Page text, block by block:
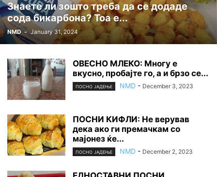
Знаете ли зошто треба да се додаде
сода бикарбона? Тоа е...
NMD - January 31, 2024
ОВЕСНО МЛЕКО: Многу е
вкусно, пробајте го, а и брзо се...
ПОСНО ЈАДЕЊЕ NMD - December 3, 2023
ПОСНИ КИФЛИ: Не верував
дека ако ги премачкам со
мајонез ќе...
ПОСНО ЈАДЕЊЕ NMD - December 2, 2023